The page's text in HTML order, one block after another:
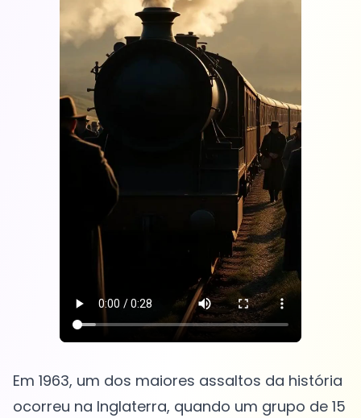
Em 1963, um dos maiores assaltos da história
ocorreu na Inglaterra, quando um grupo de 15